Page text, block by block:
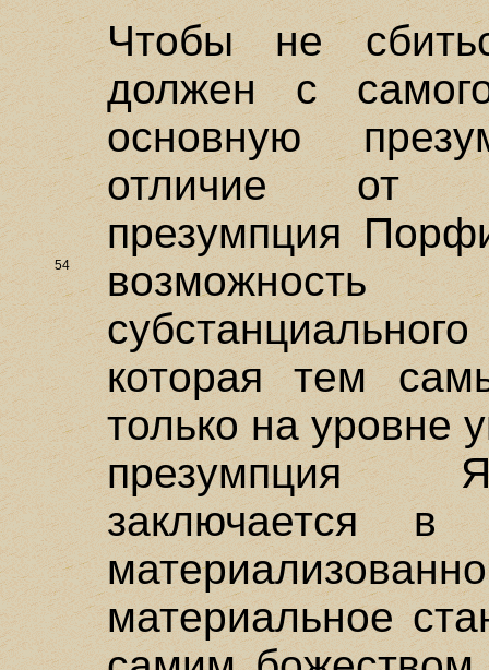
Чтобы не
должен с
основную
отличие от
презумпция
54
которая тем
только на уровне
презумпция
заключается в
материальное